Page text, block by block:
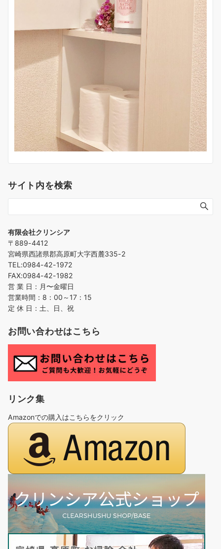
サイト内を検索
有限会社クリンシア
〒889-4412
宮崎県西諸県郡高原町大字西麓335-2
TEL:0984-42-1972
FAX:0984-42-1982
営 業 日：月〜金曜日
営業時間：8：00～17：15
定 休 日：土、日、祝
お問い合わせはこちら
リンク集
Amazonでの購入はこちらをクリック